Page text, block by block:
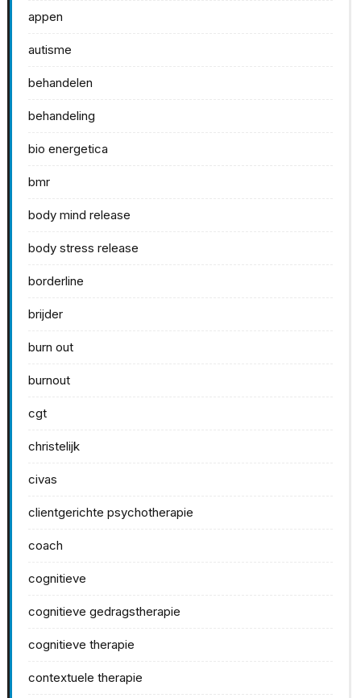
appen
autisme
behandelen
behandeling
bio energetica
bmr
body mind release
body stress release
borderline
brijder
burn out
burnout
cgt
christelijk
civas
clientgerichte psychotherapie
coach
cognitieve
cognitieve gedragstherapie
cognitieve therapie
contextuele therapie